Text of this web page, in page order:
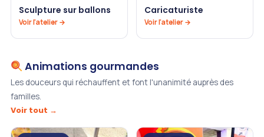
Sculpture sur ballons
Voir l'atelier →
Caricaturiste
Voir l'atelier →
Animations gourmandes
Les douceurs qui réchauffent et font l'unanimité auprès des
familles.
Voir tout →